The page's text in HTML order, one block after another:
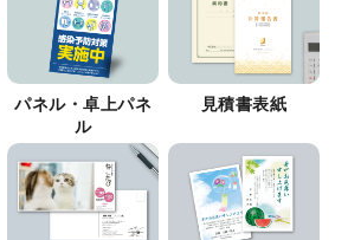
パネル・卓上パネ
ル
見積書表紙